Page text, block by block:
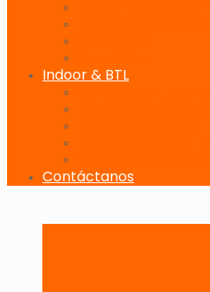
Indoor & BTL
Contáctanos